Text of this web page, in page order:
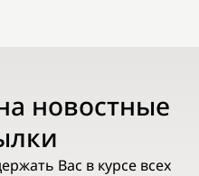
новостные
Вас в курсе всех